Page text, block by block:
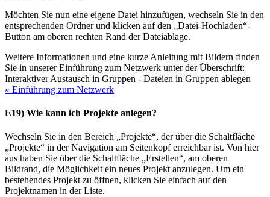
Möchten Sie nun eine eigene Datei hinzufügen, wechseln Sie in den
entsprechenden Ordner und klicken auf den „Datei-Hochladen“-
Button am oberen rechten Rand der Dateiablage.
Weitere Informationen und eine kurze Anleitung mit Bildern finden
Sie in unserer Einführung zum Netzwerk unter der Überschrift:
Interaktiver Austausch in Gruppen - Dateien in Gruppen ablegen
» Einführung zum Netzwerk
E19) Wie kann ich Projekte anlegen?
Wechseln Sie in den Bereich „Projekte“, der über die Schaltfläche
„Projekte“ in der Navigation am Seitenkopf erreichbar ist. Von hier
aus haben Sie über die Schaltfläche „Erstellen“, am oberen
Bildrand, die Möglichkeit ein neues Projekt anzulegen. Um ein
bestehendes Projekt zu öffnen, klicken Sie einfach auf den
Projektnamen in der Liste.